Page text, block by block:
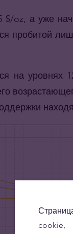
oz, а уже
пробитой
на уровнях